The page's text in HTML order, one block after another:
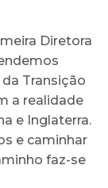
Diretora
Transição
a realidade
e Inglaterra.
e caminhar
faz-se